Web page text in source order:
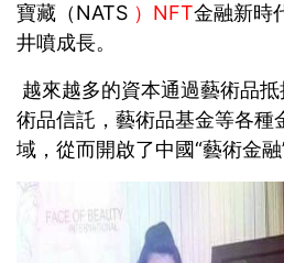
寶藏（NATS ）NFT金融新時
井噴成長。
越來越多的資本通過藝術品
術品信託，藝術品基金等各種
域，從而開啟了中國“藝術金融